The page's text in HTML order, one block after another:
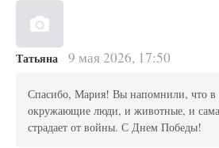
Татьяна 9 мая 2026, 17:50
Спасибо, Мария! Вы напомнили, что
окружающие люди, и животные, и
страдает от войны. С Днем Победы!